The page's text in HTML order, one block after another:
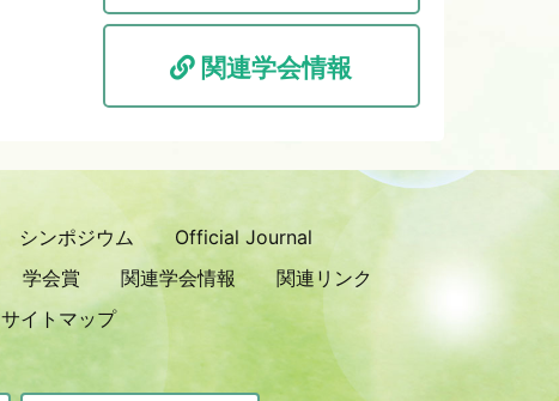
関連学会情報
シンポジウム
Official Journal
学会賞 関連学会情報
関連リンク
サイトマップ